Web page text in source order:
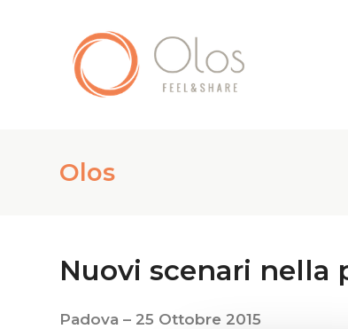
Olos
Nuovi scenari nella
Padova – 25 Ottobre 2015